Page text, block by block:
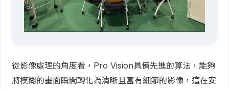
從影像處理的角度看，Pro Vision具備先進的算法，能夠
將模糊的畫面瞬間轉化為清晰且富有細節的影像，這在安